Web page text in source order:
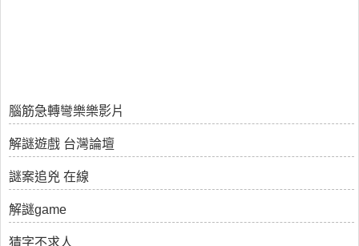
腦筋急轉彎樂樂影片
解謎遊戲 台灣論壇
謎案追兇 在線
解謎game
猜字不求人